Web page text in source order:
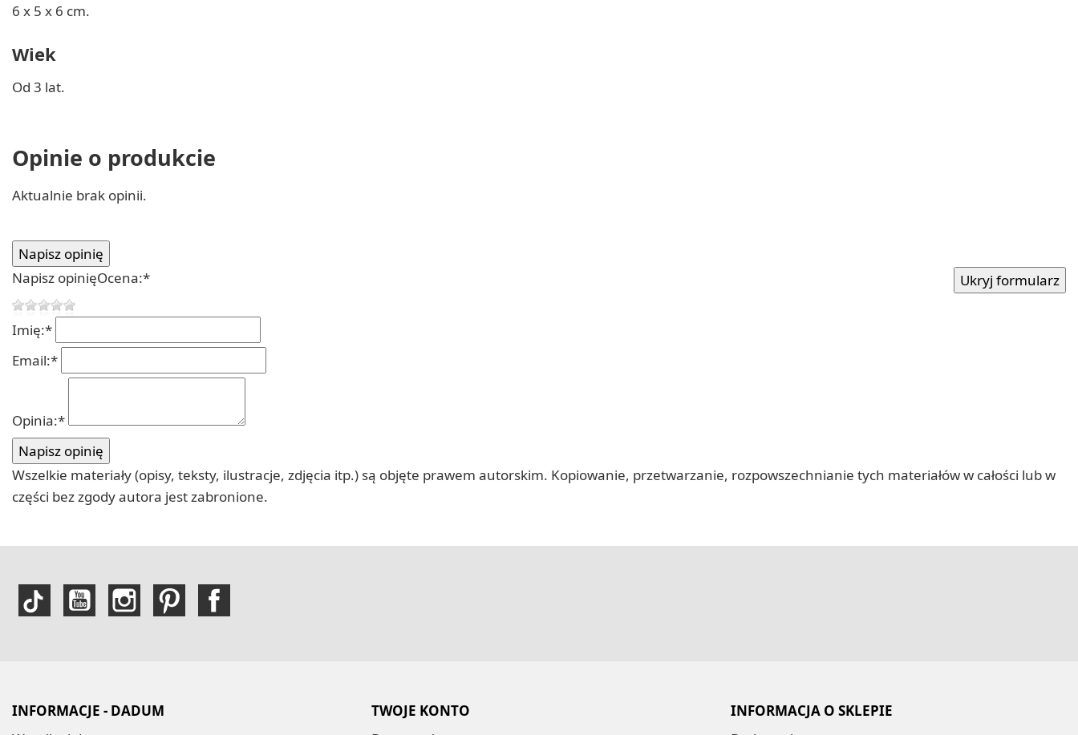
6 x 5 x 6 cm.
Wiek
Od 3 lat.
Opinie o produkcie
Aktualnie brak opinii.
Napisz opinięOcena:*
Imię:*
Email:*
Opinia:*
Wszelkie materiały (opisy, teksty, ilustracje, zdjęcia itp.) są objęte prawem autorskim. Kopiowanie, przetwarzanie, rozpowszechnianie tych materiałów w całości lub w
części bez zgody autora jest zabronione.
INFORMACJE - DADUM
TWOJE KONTO
INFORMACJA O SKLEPIE